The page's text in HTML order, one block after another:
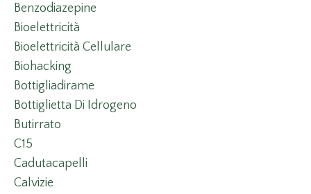
Benzodiazepine
Bioelettricità
Bioelettricità Cellulare
Biohacking
Bottigliadirame
Bottiglietta Di Idrogeno
Butirrato
C15
Cadutacapelli
Calvizie